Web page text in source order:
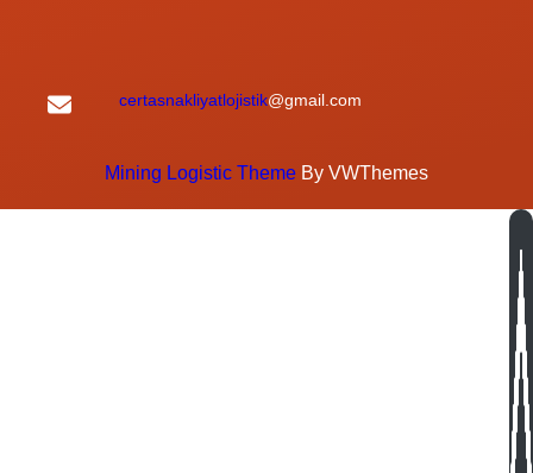
certasnakliyatlojistik@gmail.com
Mining Logistic Theme By VWThemes